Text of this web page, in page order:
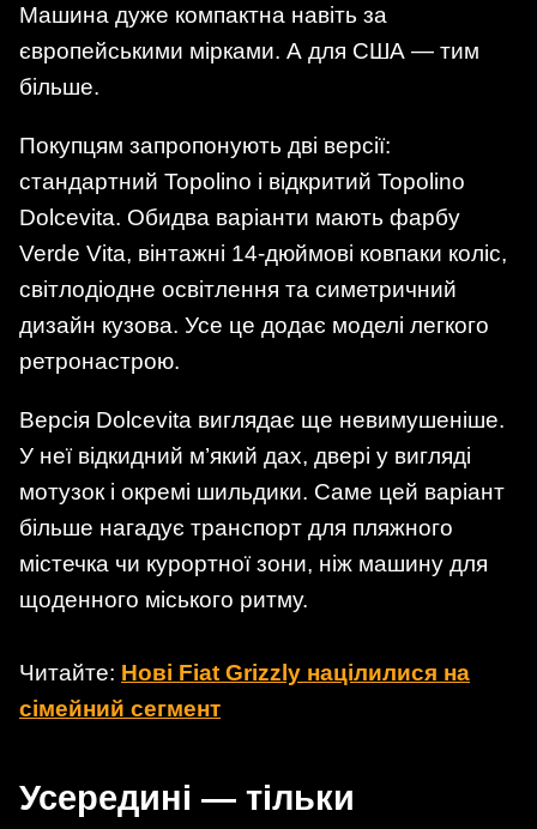
Машина дуже компактна навіть за
європейськими мірками. А для США — тим
більше.
Покупцям запропонують дві версії:
стандартний Topolino і відкритий Topolino
Dolcevita. Обидва варіанти мають фарбу
Verde Vita, вінтажні 14-дюймові ковпаки коліс,
світлодіодне освітлення та симетричний
дизайн кузова. Усе це додає моделі легкого
ретронастрою.
Версія Dolcevita виглядає ще невимушеніше.
У неї відкидний м’який дах, двері у вигляді
мотузок і окремі шильдики. Саме цей варіант
більше нагадує транспорт для пляжного
містечка чи курортної зони, ніж машину для
щоденного міського ритму.
Читайте: Нові Fiat Grizzly націлилися на
сімейний сегмент
Усередині — тільки